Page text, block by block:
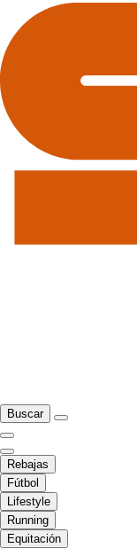
Buscar
Rebajas
Fútbol
Lifestyle
Running
Equitación